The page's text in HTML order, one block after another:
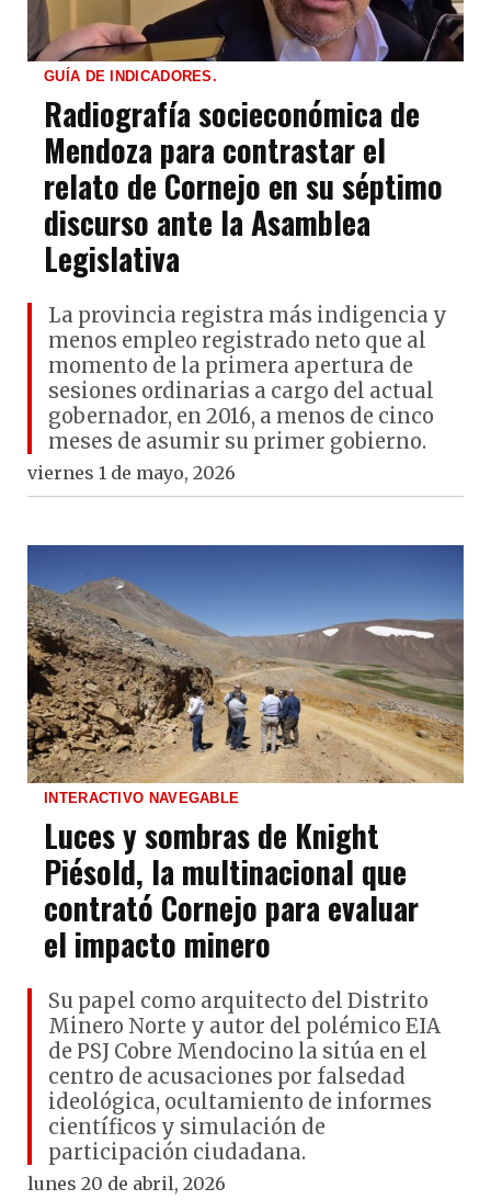
GUÍA DE INDICADORES.
Radiografía socieconómica de
Mendoza para contrastar el
relato de Cornejo en su séptimo
discurso ante la Asamblea
Legislativa
La provincia registra más indigencia y
menos empleo registrado neto que al
momento de la primera apertura de
sesiones ordinarias a cargo del actual
gobernador, en 2016, a menos de cinco
meses de asumir su primer gobierno.
viernes 1 de mayo, 2026
INTERACTIVO NAVEGABLE
Luces y sombras de Knight
Piésold, la multinacional que
contrató Cornejo para evaluar
el impacto minero
Su papel como arquitecto del Distrito
Minero Norte y autor del polémico EIA
de PSJ Cobre Mendocino la sitúa en el
centro de acusaciones por falsedad
ideológica, ocultamiento de informes
científicos y simulación de
participación ciudadana.
lunes 20 de abril, 2026